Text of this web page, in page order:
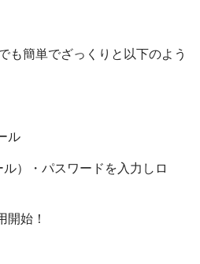
も簡単でざっくりと以下のよう
ル
）・パスワードを入力しロ
開始！